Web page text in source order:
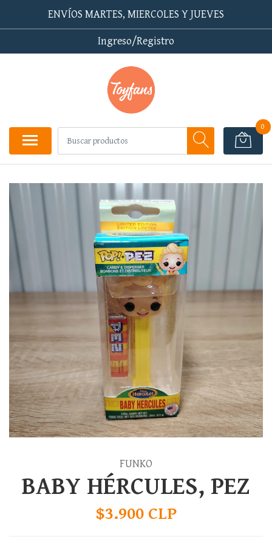
ENVÍOS MARTES, MIERCOLES Y JUEVES
Ingreso/Registro
0
FUNKO
BABY HÉRCULES, PEZ
$3.900 CLP